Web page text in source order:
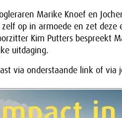
Marike Knoef en
zelf op in armoede en zet
Kim Putters bespreekt
uitdaging.
via onderstaande link of via